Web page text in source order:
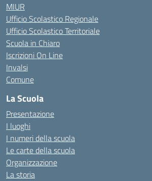
MIUR
Ufficio Scolastico Regionale
Ufficio Scolastico Territoriale
Scuola in Chiaro
Iscrizioni On Line
Invalsi
Comune
La Scuola
Presentazione
I luoghi
I numeri della scuola
Le carte della scuola
Organizzazione
La storia